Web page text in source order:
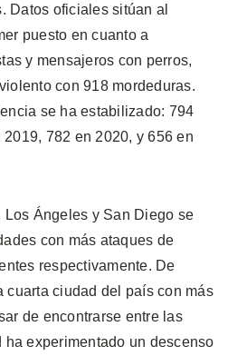
Datos oficiales sitúan al
puesto en cuanto a
y mensajeros con perros,
con 918 mordeduras.
se ha estabilizado: 794
782 en 2020, y 656 en
Los Ángeles y San Diego se
con más ataques de
respectivamente. De
cuarta ciudad del país con más
de encontrarse entre las
experimentado un descenso